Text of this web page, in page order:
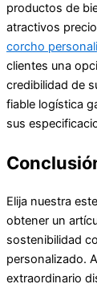
productos de
atractivos
corcho
clientes una
credibilidad de
fiable logística
sus
Elija nuestra
obtener un
sostenibilidad
personalizado.
extraordinario